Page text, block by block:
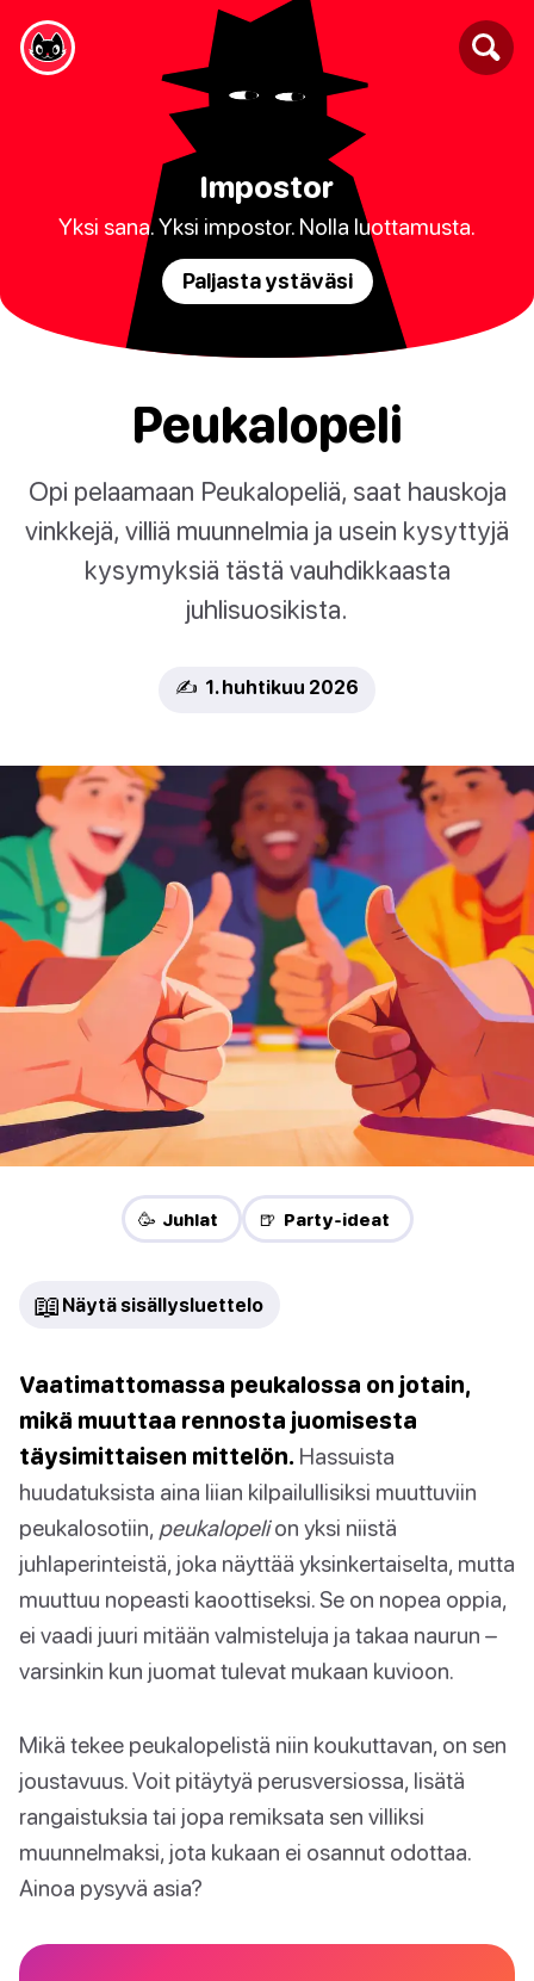
Impostor
Yksi sana. Yksi impostor. Nolla luottamusta.
Paljasta ystäväsi
Peukalopeli
Opi pelaamaan Peukalopeliä, saat hauskoja
vinkkejä, villiä muunnelmia ja usein kysyttyjä
kysymyksiä tästä vauhdikkaasta
juhlisuosikista.
✍️ 1. huhtikuu 2026
🥳 Juhlat 🍺 Party-ideat
📖 Näytä sisällysluettelo
Vaatimattomassa peukalossa on jotain,
mikä muuttaa rennosta juomisesta
täysimittaisen mittelön. Hassuista
huudatuksista aina liian kilpailullisiksi muuttuviin
peukalosotiin, peukalopelion yksi niistä
juhlaperinteistä, joka näyttää yksinkertaiselta, mutta
muuttuu nopeasti kaoottiseksi. Se on nopea oppia,
ei vaadi juuri mitään valmisteluja ja takaa naurun –
varsinkin kun juomat tulevat mukaan kuvioon.
Mikä tekee peukalopelistä niin koukuttavan, on sen
joustavuus. Voit pitäytyä perusversiossa, lisätä
rangaistuksia tai jopa remiksata sen villiksi
muunnelmaksi, jota kukaan ei osannut odottaa.
Ainoa pysyvä asia?